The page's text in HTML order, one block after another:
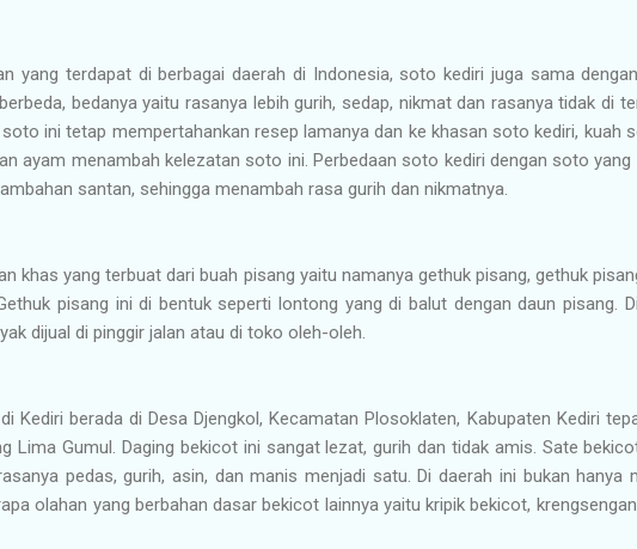
yang terdapat di berbagai daerah di Indonesia, soto kediri juga sama
bedanya yaitu rasanya lebih gurih, sedap, nikmat dan rasanya tidak di
ini tetap mempertahankan resep lamanya dan ke khasan soto kediri, kuah
ayam menambah kelezatan soto ini. Perbedaan soto kediri dengan soto yang
santan, sehingga menambah rasa gurih dan nikmatnya.
khas yang terbuat dari buah pisang yaitu namanya gethuk pisang, gethuk
pisang ini di bentuk seperti lontong yang di balut dengan daun pisang.
dijual di pinggir jalan atau di toko oleh-oleh.
Kediri berada di Desa Djengkol, Kecamatan Plosoklaten, Kabupaten Kediri
Lima Gumul. Daging bekicot ini sangat lezat, gurih dan tidak amis. Sate
pedas, gurih, asin, dan manis menjadi satu. Di daerah ini bukan hanya
olahan yang berbahan dasar bekicot lainnya yaitu kripik bekicot,